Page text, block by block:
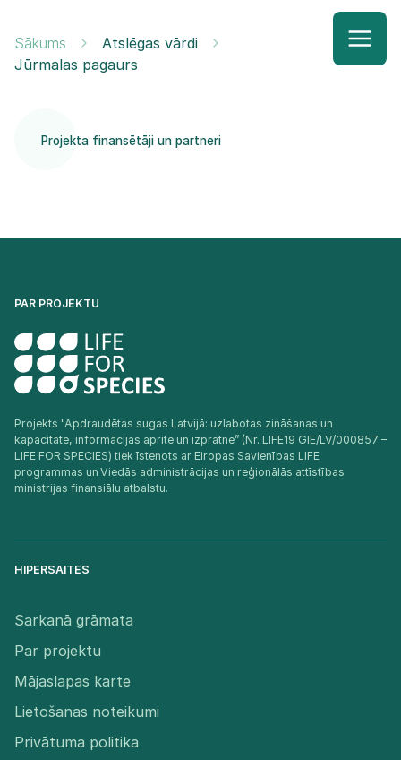
Sākums
Atslēgas vārdi
Jūrmalas pagaurs
Projekta finansētāji un partneri
PAR PROJEKTU
Projekts "Apdraudētas sugas Latvijā: uzlabotas zināšanas un
kapacitāte, informācijas aprite un izpratne” (Nr. LIFE19 GIE/LV/000857 –
LIFE FOR SPECIES) tiek īstenots ar Eiropas Savienības LIFE
programmas un Viedās administrācijas un reģionālās attīstības
ministrijas finansiālu atbalstu.​
HIPERSAITES
Sarkanā grāmata
Par projektu
Mājaslapas karte
Lietošanas noteikumi
Privātuma politika